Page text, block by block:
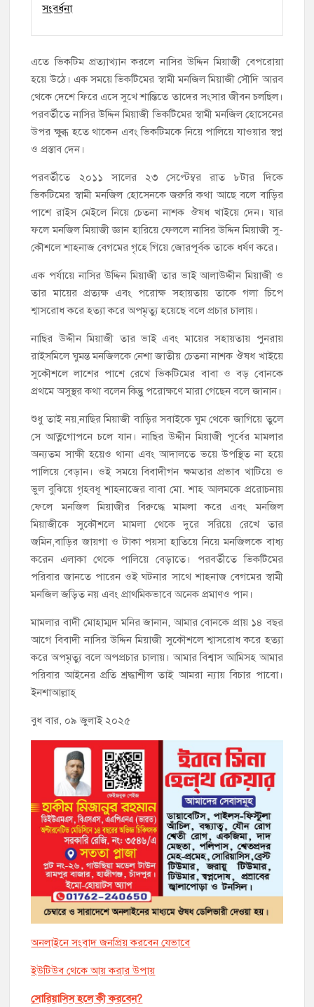
এতে ভিকটিম প্রত্যাখ্যান করলে নাসির উদ্দিন মিয়াজী বেপরোয়া
হয়ে উঠে। এক সময়ে ভিকটিমের স্বামী মনজিল মিয়াজী সৌদি আরব
থেকে দেশে ফিরে এসে সুখে শান্তিতে তাদের সংসার জীবন চলছিল।
পরবর্তীতে নাসির উদ্দিন মিয়াজী ভিকটিমের স্বামী মনজিল হোসেনের
উপর ক্ষুব্ধ হতে থাকেন এবং ভিকটিমকে নিয়ে পালিয়ে যাওয়ার স্বপ্ন
ও প্রস্তাব দেন।
পরবর্তীতে ২০১১ সালের ২৩ সেপ্টেম্বর রাত ৮টার দিকে
ভিকটিমের স্বামী মনজিল হোসেনকে জরুরি কথা আছে বলে বাড়ির
পাশে রাইস মেইলে নিয়ে চেতনা নাশক ঔষধ খাইয়ে দেন। যার
ফলে মনজিল মিয়াজী জ্ঞান হারিয়ে ফেললে নাসির উদ্দিন মিয়াজী সু-
কৌশলে শাহনাজ বেগমের গৃহে গিয়ে জোরপূর্বক তাকে ধর্ষণ করে।
এক পর্যায়ে নাসির উদ্দিন মিয়াজী তার ভাই আলাউদ্দীন মিয়াজী ও
তার মায়ের প্রত্যক্ষ এবং পরোক্ষ সহায়তায় তাকে গলা চিপে
শ্বাসরোধ করে হত্যা করে অপমৃত্যু হয়েছে বলে প্রচার চালায়।
নাছির উদ্দীন মিয়াজী তার ভাই এবং মায়ের সহায়তায় পুনরায়
রাইসমিলে ঘুমন্ত মনজিলকে নেশা জাতীয় চেতনা নাশক ঔষধ খাইয়ে
সুকৌশলে লাশের পাশে রেখে ভিকটিমের বাবা ও বড় বোনকে
প্রথমে অসুস্থর কথা বলেন কিন্তুু পরোক্ষণে মারা গেছেন বলে জানান।
শুধু তাই নয়,নাছির মিয়াজী বাড়ির সবাইকে ঘুম থেকে জাগিয়ে তুলে
সে আত্নগোপনে চলে যান। নাছির উদ্দীন মিয়াজী পূর্বের মামলার
অন্যতম সাক্ষী হয়েও থানা এবং আদালতে ভয়ে উপস্থিত না হয়ে
পালিয়ে বেড়ান। ওই সময়ে বিবাদীগন ক্ষমতার প্রভাব খাটিয়ে ও
ভুল বুঝিয়ে গৃহবধূ শাহনাজের বাবা মো. শাহ আলমকে প্ররোচনায়
ফেলে মনজিল মিয়াজীর বিরুদ্ধে মামলা করে এবং মনজিল
মিয়াজীকে সুকৌশলে মামলা থেকে দুরে সরিয়ে রেখে তার
জমিন,বাড়ির জায়গা ও টাকা পয়সা হাতিয়ে নিয়ে মনজিলকে বাধ্য
করেন এলাকা থেকে পালিয়ে বেড়াতে। পরবর্তীতে ভিকটিমের
পরিবার জানতে পারেন ওই ঘটনার সাথে শাহনাজ বেগমের স্বামী
মনজিল জড়িত নয় এবং প্রাথমিকভাবে অনেক প্রমাণও পান।
মামলার বাদী মোহাম্মদ মনির জানান, আমার বোনকে প্রায় ১৪ বছর
আগে বিবাদী নাসির উদ্দিন মিয়াজী সুকৌশলে শ্বাসরোধ করে হত্যা
করে অপমৃত্যু বলে অপপ্রচার চালায়। আমার বিশ্বাস আমিসহ আমার
পরিবার আইনের প্রতি শ্রদ্ধাশীল তাই আমরা ন্যায় বিচার পাবো।
ইনশাআল্লাহ্
বুধ বার, ০৯ জুলাই ২০২৫
অনলাইনে সংবাদ জনপ্রিয় করবেন যেভাবে
ইউটিউব থেকে আয় করার উপায়
সোরিয়াসিস হলে কী করবেন?